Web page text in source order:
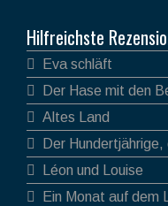
Hilfreichste
Eva schläft
Der Hase mit den
Altes Land
Der
verschwand
Léon und Louise
Ein Monat auf dem